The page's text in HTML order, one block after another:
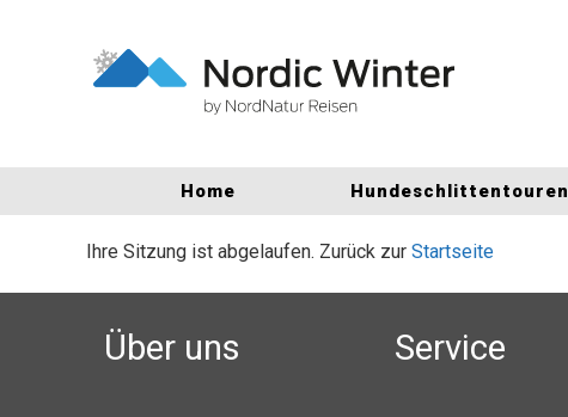
Home Hundeschlittentouren
Ihre Sitzung ist abgelaufen. Zurück zur Startseite
Über uns Service